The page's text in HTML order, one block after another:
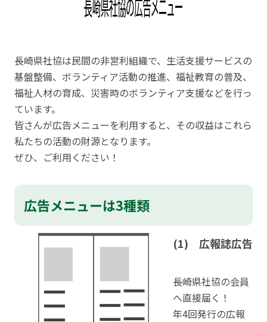
長崎県社協は民間の非営利組織で、生活支援サービスの
基盤整備、ボランティア活動の推進、福祉教育の普及、
福祉人材の育成、災害時のボランティア支援などを行っ
ています。
皆さんが広告メニューを利用すると、その収益はこれら
私たちの活動の財源となります。
ぜひ、ご利用ください！
広告メニューは3種類
(1) 広報誌広告
長崎県社協の会員
へ直接届く！
年4回発行の広報